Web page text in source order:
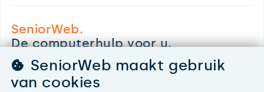
SeniorWeb.
De computerhulp voor u.
030 - 276 99 65
leden@seniorweb.nl
SeniorWeb maakt gebruik
van cookies